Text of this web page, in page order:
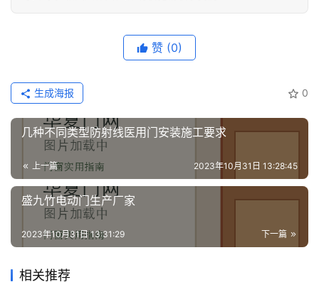
资
讯
联
我
们
赞 (0)
0
生成海报
几种不同类型防射线医用门安装施工要求
上一篇 2023年10月31日 13:28:45
盛九竹电动门生产厂家
下一篇
2023年10月31日 13:31:29
相关推荐